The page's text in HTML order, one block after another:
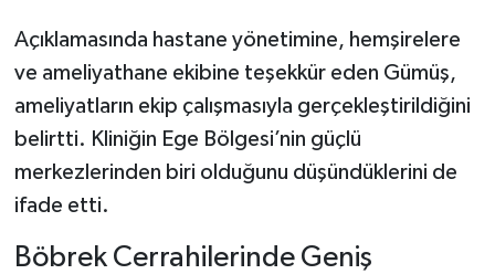
Açıklamasında hastane yönetimine, hemşirelere
ve ameliyathane ekibine teşekkür eden Gümüş,
ameliyatların ekip çalışmasıyla gerçekleştirildiğini
belirtti. Kliniğin Ege Bölgesi’nin güçlü
merkezlerinden biri olduğunu düşündüklerini de
ifade etti.
Böbrek Cerrahilerinde Geniş